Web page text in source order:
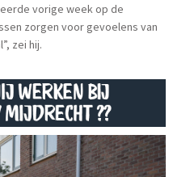
vorige week op de
zorgen voor gevoelens van
zei hij.